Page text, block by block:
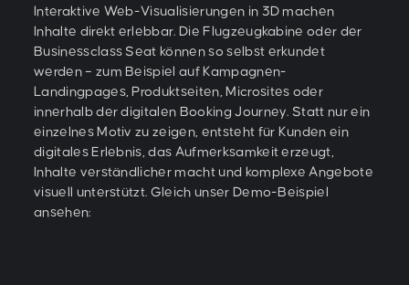
Interaktive Web-Visualisierungen in 3D machen
Inhalte direkt erlebbar. Die Flugzeugkabine oder der
Businessclass Seat können so selbst erkundet
werden – zum Beispiel auf Kampagnen-
Landingpages, Produktseiten, Microsites oder
innerhalb der digitalen Booking Journey. Statt nur ein
einzelnes Motiv zu zeigen, entsteht für Kunden ein
digitales Erlebnis, das Aufmerksamkeit erzeugt,
Inhalte verständlicher macht und komplexe Angebote
visuell unterstützt. Gleich unser Demo-Beispiel
ansehen: